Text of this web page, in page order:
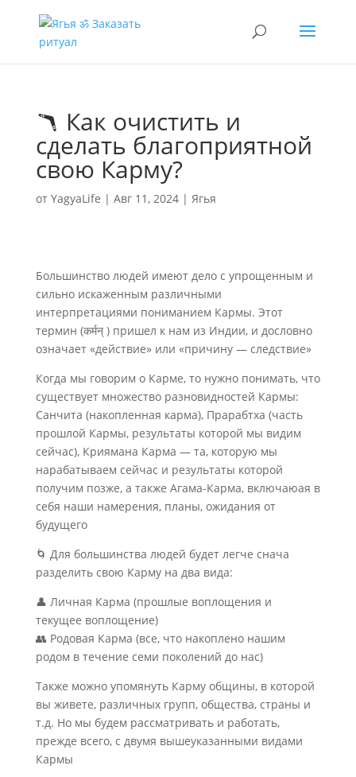
🪃 Как очистить и
сделать благоприятной
свою Карму?
от YagyaLife | Авг 11, 2024| Ягья
Большинство людей имеют дело с упрощенным и
сильно искаженным различными
интерпретациями пониманием Кармы. Этот
термин (कर्मन् ) пришел к нам из Индии, и дословно
означает «действие» или «причину — следствие»
Когда мы говорим о Карме, то нужно понимать, что
существует множество разновидностей Кармы:
Санчита (накопленная карма), Прарабтха (часть
прошлой Кармы, результаты которой мы видим
сейчас), Криямана Карма — та, которую мы
нарабатываем сейчас и результаты которой
получим позже, а также Агама-Карма, включаюая в
себя наши намерения, планы, ожидания от
будущего
🌀 Для большинства людей будет легче снача
разделить свою Карму на два вида:
👤 Личная Карма (прошлые воплощения и
текущее воплощение)
👥 Родовая Карма (все, что накоплено нашим
родом в течение семи поколений до нас)
Также можно упомянуть Карму общины, в которой
вы живете, различных групп, общества, страны и
т.д. Но мы будем рассматривать и работать,
прежде всего, с двумя вышеуказанными видами
Кармы